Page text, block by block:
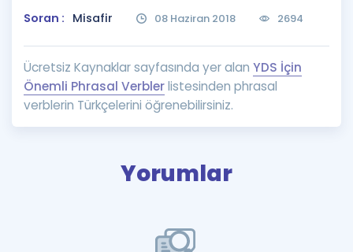
Rehberlik Aracı
ÖSYM Sınav Takvimi
Kampanyalar
Blog
İngilizce Gramer
Soran : Misafir 08 Haziran 2018 2694
Ücretsiz Kaynaklar sayfasında yer alan YDS İçin
Önemli Phrasal Verblerlistesinden phrasal
verblerin Türkçelerini öğrenebilirsiniz.
Yorumlar